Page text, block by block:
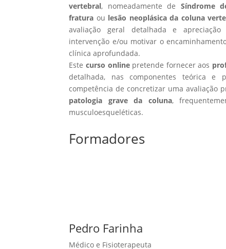
vertebral, nomeadamente de Síndrome
fratura ou lesão neoplásica da coluna
avaliação geral detalhada e
intervenção e/ou motivar o
clínica aprofundada.
Estecurso onlinepretende fornecer aos
detalhada, nas componentes teórica e
competência de concretizar uma avaliação
patologia grave da coluna,
musculoesqueléticas.
Formadores
Pedro Farinha
Médico e Fisioterapeuta